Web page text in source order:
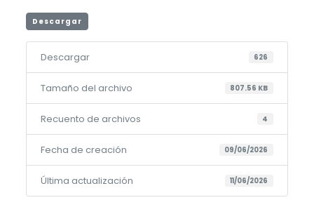
Descargar
Descargar 626
Tamaño del archivo 807.56 KB
Recuento de archivos 4
Fecha de creación 09/06/2026
Última actualización 11/06/2026